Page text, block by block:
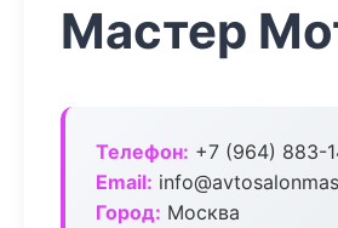
Мастер
Телефон: +7 (964) 883-
Email:
Город: Москва